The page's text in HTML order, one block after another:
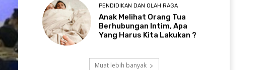
PENDIDIKAN DAN OLAH RAGA
Anak Melihat Orang Tua
Berhubungan Intim, Apa
Yang Harus Kita Lakukan ?
Muat lebih banyak